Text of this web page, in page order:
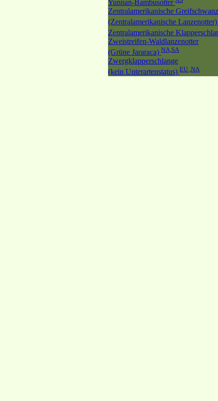
Yunnan-Bambusotter
Zentralamerikanische
(Zentralamerikanische
Zentralamerikanische
Zweistreifen-Waldlanzenotter
(Grüne Jararaca) NA,SA
Zwergklapperschlange
(kein Unterartenstatus) EU ,NA